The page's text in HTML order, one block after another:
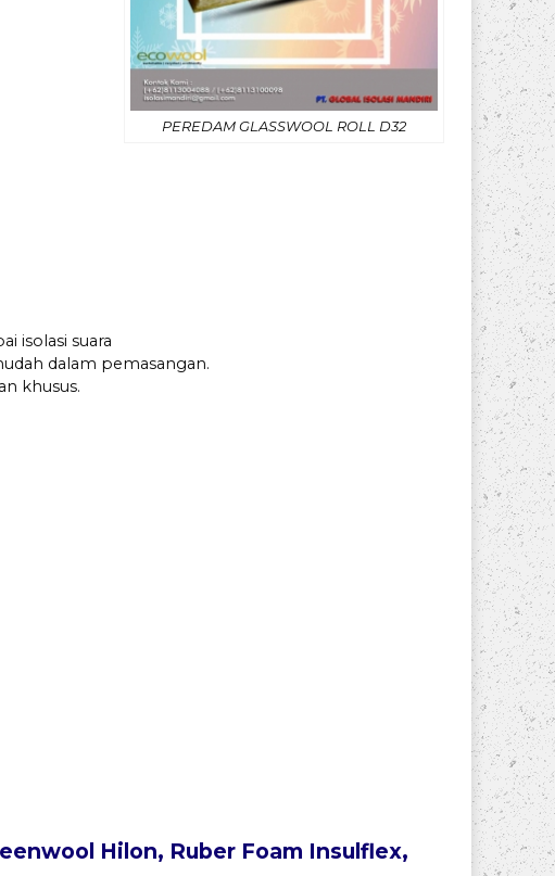
PEREDAM GLASSWOOL ROLL D32
isolasi suara
dalam pemasangan.
khusus.
Hilon, Ruber Foam Insulflex,